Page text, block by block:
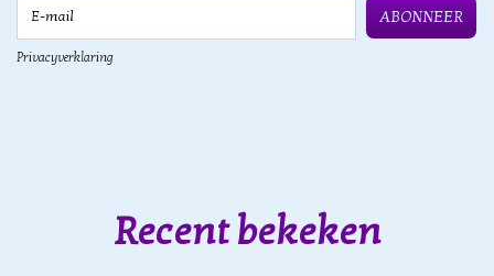
ABONNEER
Privacyverklaring
Recent bekeken